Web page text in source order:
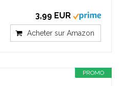
3,99 EUR
Acheter sur Amazon
PROMO